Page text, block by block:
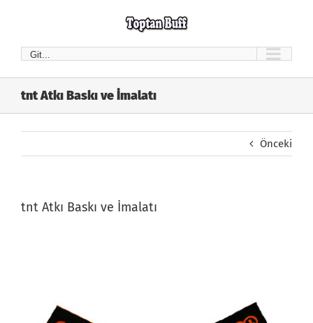
Git...
tnt Atkı Baskı ve İmalatı
Önceki
tnt Atkı Baskı ve İmalatı